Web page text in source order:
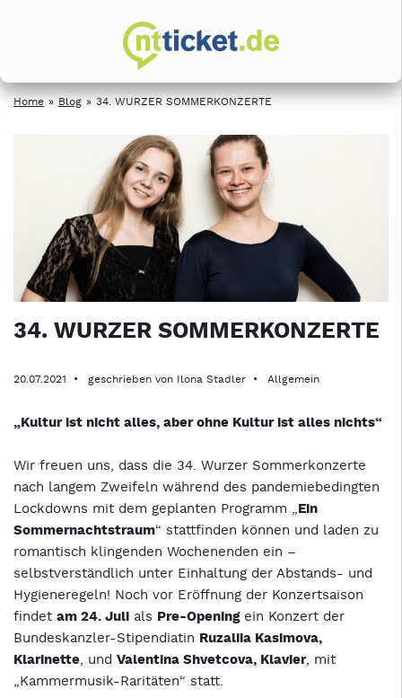
Home Blog 34. WURZER SOMMERKONZERTE
34. WURZER SOMMERKONZERTE
20.07.2021 geschrieben von Ilona Stadler Allgemein
„Kultur ist nicht alles, aber ohne Kultur ist alles nichts“
Wir freuen uns, dass die 34. Wurzer Sommerkonzerte
nach langem Zweifeln während des pandemiebedingten
Lockdowns mit dem geplanten Programm „Ein
Sommernachtstraum“ stattfinden können und laden zu
romantisch klingenden Wochenenden ein –
selbstverständlich unter Einhaltung der Abstands- und
Hygieneregeln! Noch vor Eröffnung der Konzertsaison
findet am 24. Juli als Pre-Openingein Konzert der
Bundeskanzler-Stipendiatin Ruzaliia Kasimova,
Klarinette, und Valentina Shvetcova, Klavier, mit
„Kammermusik-Raritäten“ statt.